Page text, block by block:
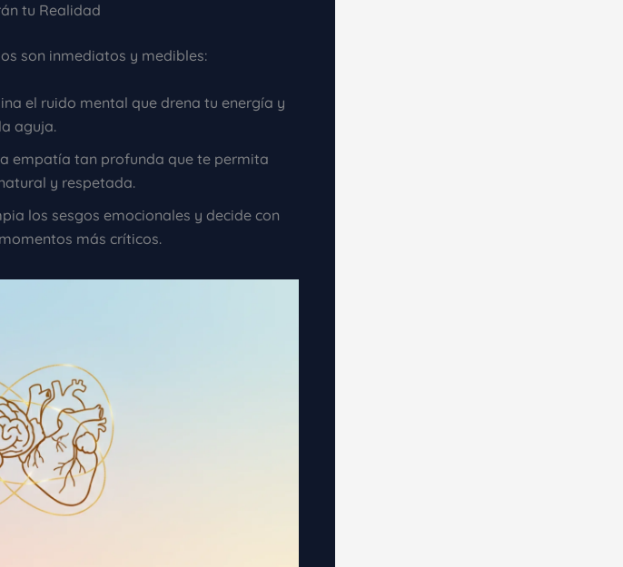
tu Realidad
son inmediatos y medibles:
el ruido mental que drena tu energía y
aguja.
empatía tan profunda que te permita
y respetada.
los sesgos emocionales y decide con
más críticos.